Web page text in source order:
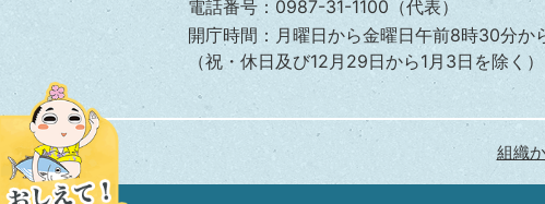
所
電話番号：0987-31-1100（代表）
開庁時間：月曜日から金曜日午前8時30分か
（祝・休日及び12月29日から1月3日を除く）
組織